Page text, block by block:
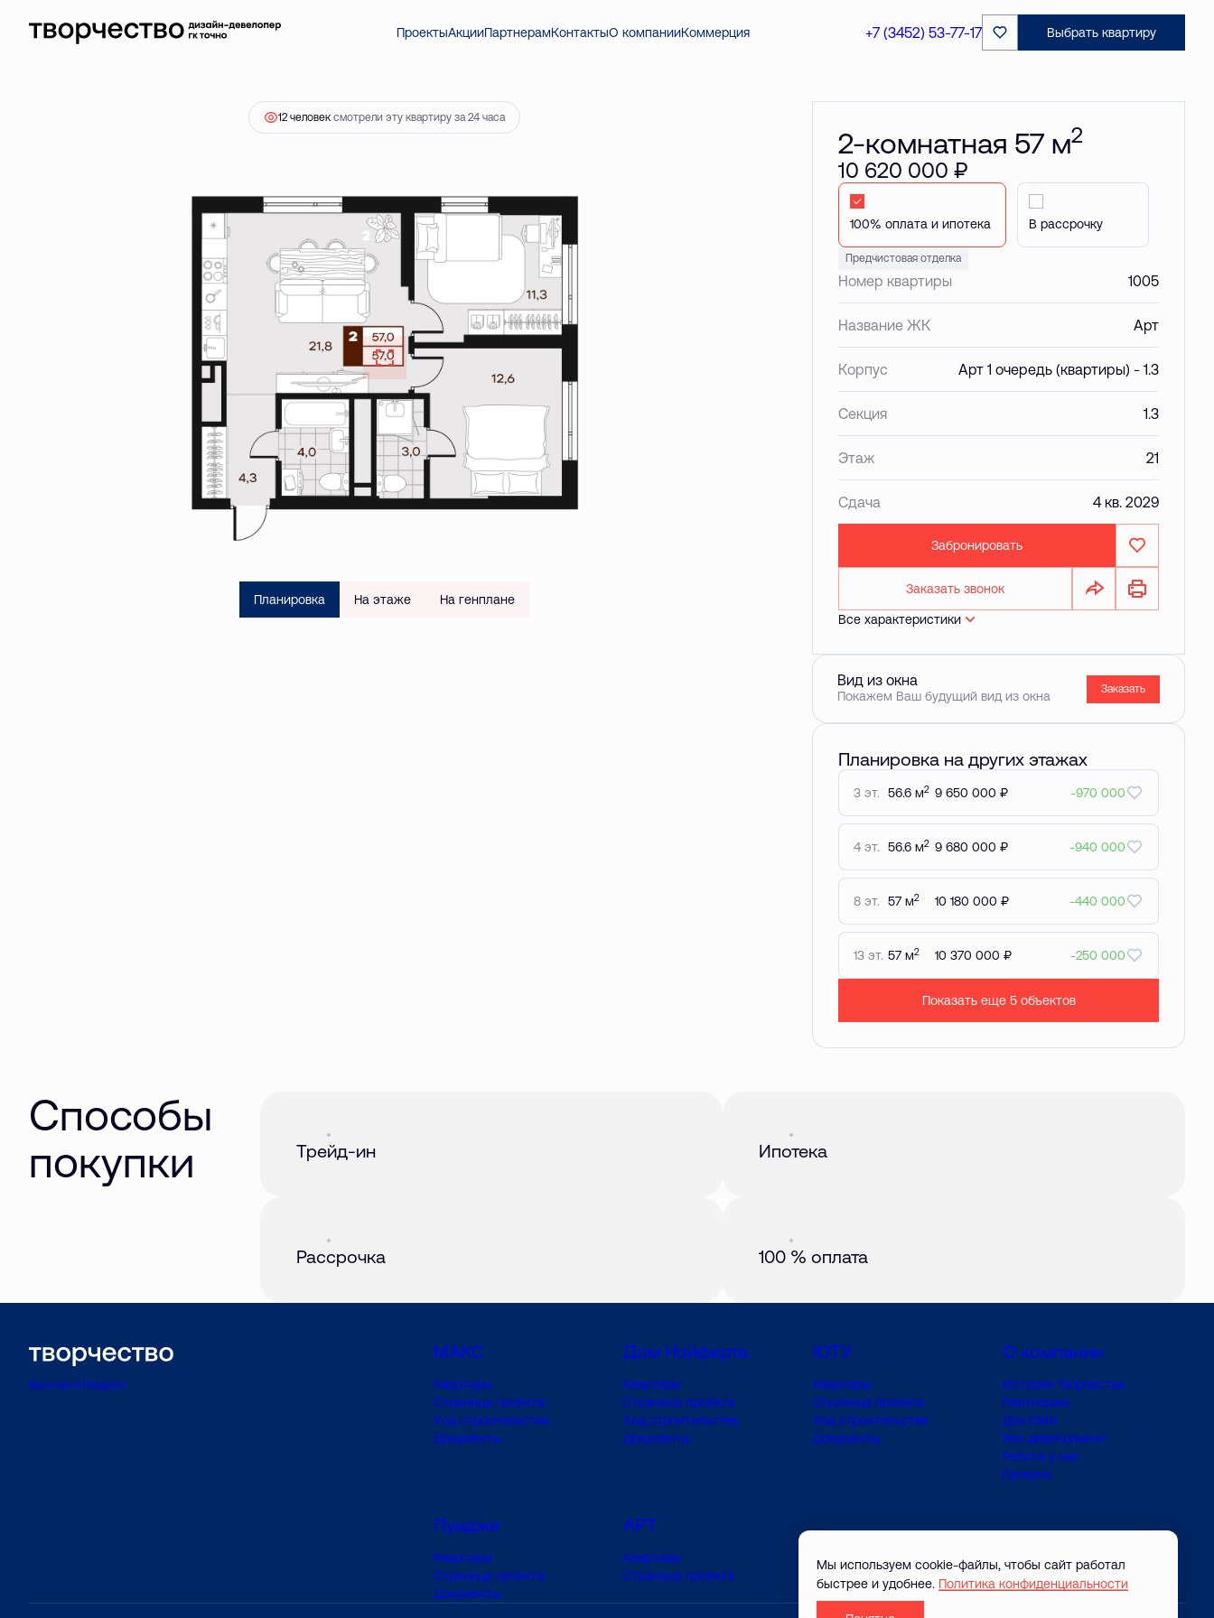
ПроектыАкцииПартнерамКонтактыО компанииКоммерция +7 (3452) 53-77-17 Выбрать квартиру
2-комнатная57 м2 10 620 000 ₽ Забронировать
12 человек смотрели эту квартиру за 24 часа
Планировка На этаже На генплане
2-комнатная 57 м2
10 620 000 ₽
Стандартная В рассрочку
Предчистовая отделка
Номер квартиры 1005
Название ЖК Арт
Корпус Арт 1 очередь (квартиры) - 1.3
Секция 1.3
Этаж 21
Сдача 4 кв. 2029
Забронировать
Заказать звонок
Все характеристики
Вид из окна
Покажем Ваш будущий вид из окна
Заказать
Планировка на других этажах
3 эт. 56.6 м2 9 650 000 ₽ -970 000
4 эт. 56.6 м2 9 680 000 ₽ -940 000
8 эт. 57 м2 10 180 000 ₽ -440 000
13 эт. 57 м2 10 370 000 ₽ -250 000
Показать еще 5 объектов
Способы
покупки
Трейд-ин
Рассрочка
Ипотека
100 % оплата
ВконтактеTelegram
МАКС
Квартиры
Страница проекта
Ход строительства
Документы
Дом Нойферта
Квартиры
Страница проекта
Ход строительства
Документы
ЮТУ
Квартиры
Страница проекта
Ход строительства
Документы
О компании
История Творчества
Партнерам
Для СМИ
Fee-девелопмент
Работа у нас
Галерея
Луиджи
Квартиры
Страница проекта
Документы
АРТ
Квартиры
Страница проекта
Мы используем cookie-файлы, чтобы сайт работал
быстрее и удобнее. Политика конфиденциальности